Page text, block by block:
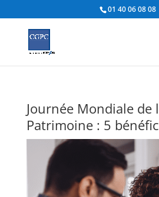
01 40 06 08 08
Journée Mondiale de
Patrimoine : 5